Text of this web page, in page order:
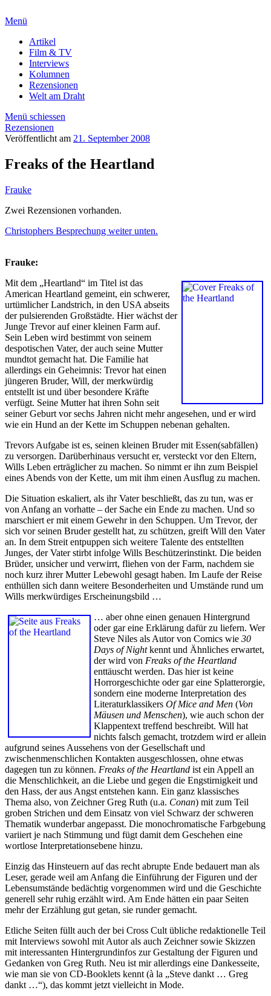
Menü
Artikel
Film & TV
Interviews
Kolumnen
Rezensionen
Welt am Draht
Menü schiessen
Rezensionen
Veröffentlicht am 21. September 2008
Freaks of the Heartland
Frauke
Zwei Rezensionen vorhanden.
Christophers Besprechung weiter unten.
Frauke:
Mit dem „Heartland“ im Titel ist das
American Heartland gemeint, ein schwerer,
urtümlicher Landstrich, in den USA abseits
der pulsierenden Großstädte. Hier wächst der
Junge Trevor auf einer kleinen Farm auf.
Sein Leben wird bestimmt von seinem
despotischen Vater, der auch seine Mutter
mundtot gemacht hat. Die Familie hat
allerdings ein Geheimnis: Trevor hat einen
jüngeren Bruder, Will, der merkwürdig
entstellt ist und über besondere Kräfte
verfügt. Seine Mutter hat ihren Sohn seit
seiner Geburt vor sechs Jahren nicht mehr angesehen, und er wird
wie ein Hund an der Kette im Schuppen nebenan gehalten.
Trevors Aufgabe ist es, seinen kleinen Bruder mit Essen(sabfällen)
zu versorgen. Darüberhinaus versucht er, versteckt vor den Eltern,
Wills Leben erträglicher zu machen. So nimmt er ihn zum Beispiel
eines Abends von der Kette, um mit ihm einen Ausflug zu machen.
Die Situation eskaliert, als ihr Vater beschließt, das zu tun, was er
von Anfang an vorhatte – der Sache ein Ende zu machen. Und so
marschiert er mit einem Gewehr in den Schuppen. Um Trevor, der
sich vor seinen Bruder gestellt hat, zu schützen, greift Will den Vater
an. In dem Streit entpuppen sich weitere Talente des entstellten
Junges, der Vater stirbt infolge Wills Beschützerinstinkt. Die beiden
Brüder, unsicher und verwirrt, fliehen von der Farm, nachdem sie
noch kurz ihrer Mutter Lebewohl gesagt haben. Im Laufe der Reise
enthüllen sich dann weitere Besonderheiten und Umstände rund um
Wills merkwürdiges Erscheinungsbild …
… aber ohne einen genauen Hintergrund
oder gar eine Erklärung dafür zu liefern. Wer
Steve Niles als Autor von Comics wie 30
Days of Nightkennt und Ähnliches erwartet,
der wird von Freaks of the Heartland
enttäuscht werden. Das hier ist keine
Horrorgeschichte oder gar eine Splatterorgie,
sondern eine moderne Interpretation des
Literaturklassikers Of Mice and Men (Von
Mäusen und Menschen), wie auch schon der
Klappentext treffend beschreibt. Will hat
nichts falsch gemacht, trotzdem wird er allein
aufgrund seines Aussehens von der Gesellschaft und
zwischenmenschlichen Kontakten ausgeschlossen, ohne etwas
dagegen tun zu können. Freaks of the Heartland ist ein Appell an
die Menschlichkeit, an die Liebe und gegen die Engstirnigkeit und
den Hass, der aus Angst entstehen kann. Ein ganz klassisches
Thema also, von Zeichner Greg Ruth (u.a. Conan) mit zum Teil
groben Strichen und dem Einsatz von viel Schwarz der schweren
Thematik wunderbar angepasst. Die monochromatische Farbgebung
variiert je nach Stimmung und fügt damit dem Geschehen eine
wortlose Interpretationsebene hinzu.
Einzig das Hinsteuern auf das recht abrupte Ende bedauert man als
Leser, gerade weil am Anfang die Einführung der Figuren und der
Lebensumstände bedächtig vorgenommen wird und die Geschichte
generell sehr ruhig erzählt wird. Am Ende hätten ein paar Seiten
mehr der Erzählung gut getan, sie runder gemacht.
Etliche Seiten füllt auch der bei Cross Cult übliche redaktionelle Teil
mit Interviews sowohl mit Autor als auch Zeichner sowie Skizzen
mit interessanten Hintergrundinfos zur Gestaltung der Figuren und
Gedanken von Greg Ruth. Neu ist mir allerdings eine Dankesseite,
wie man sie von CD-Booklets kennt (à la „Steve dankt … Greg
dankt …“), das kommt jetzt vielleicht in Mode.